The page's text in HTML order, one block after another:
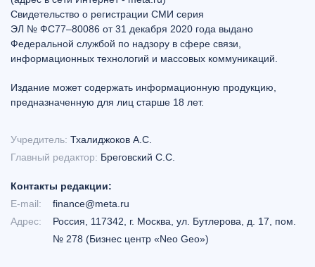
Свидетельство о регистрации СМИ серия
ЭЛ № ФС77–80086 от 31 декабря 2020 года выдано
Федеральной службой по надзору в сфере связи,
информационных технологий и массовых коммуникаций.
Издание может содержать информационную продукцию,
предназначенную для лиц старше 18 лет.
Учредитель: Тхалиджоков А.С.
Главный редактор: Бреговский С.С.
Контакты редакции:
E-mail:
finance@meta.ru
Адрес:
Россия, 117342, г. Москва, ул. Бутлерова, д. 17, пом.
№ 278 (Бизнес центр «Neo Geo»)